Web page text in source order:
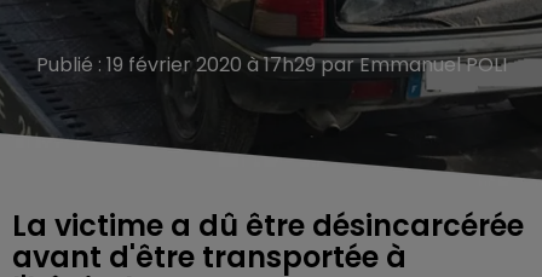
Publié : 19 février 2020 à 17h29 par Emmanuel POLI
La victime a dû être désincarcérée
avant d'être transportée à